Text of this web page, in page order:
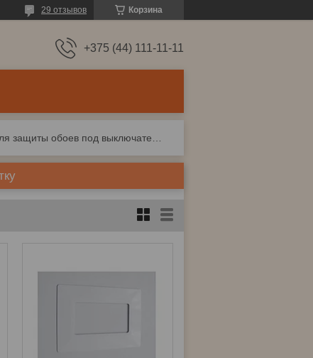
Корзина
29 отзывов
+375 (44) 111-11-11